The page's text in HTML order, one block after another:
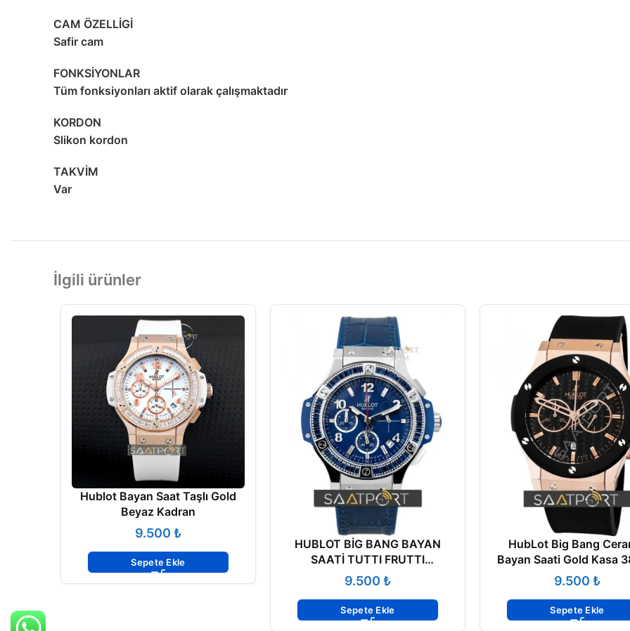
CAM ÖZELLİGİ
Safir cam
FONKSİYONLAR
Tüm fonksiyonları aktif olarak çalışmaktadır
KORDON
Slikon kordon
TAKVİM
Var
İlgili ürünler
Hublot Bayan Saat Taşlı Gold
Beyaz Kadran
₺
Sepete Ekle
HUBLOT BİG BANG BAYAN
SAATİ TUTTI FRUTTI
341.SL.5190.LR.1901
₺
Sepete Ekle
HubLot Big Bang
Bayan Saati Gold Kasa
₺
Sepete Ekle